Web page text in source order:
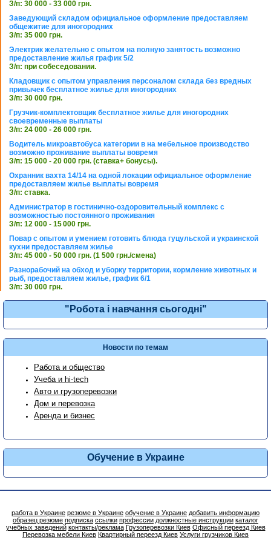
З/п: 30 000 - 33 000 грн.
Заведующий складом официальное оформление предоставляем
общежитие для иногородних
З/п: 35 000 грн.
Электрик желательно с опытом на полную занятость возможно
предоставление жилья график 5/2
З/п: при собеседовании.
Кладовщик с опытом управления персоналом склада без вредных
привычек бесплатное жилье для иногородних
З/п: 30 000 грн.
Грузчик-комплектовщик бесплатное жилье для иногородних
своевременные выплаты
З/п: 24 000 - 26 000 грн.
Водитель микроавтобуса категории в на мебельное производство
возможно проживание выплаты вовремя
З/п: 15 000 - 20 000 грн. (ставка+ бонусы).
Охранник вахта 14/14 на одной локации официальное оформление
предоставляем жилье выплаты вовремя
З/п: ставка.
Администратор в гостинично-оздоровительный комплекс с
возможностью постоянного проживания
З/п: 12 000 - 15 000 грн.
Повар с опытом и умением готовить блюда гуцульской и украинской
кухни предоставляем жилье
З/п: 45 000 - 50 000 грн. (1 500 грн./смена)
Разнорабочий на обход и уборку территории, кормление животных и
рыб, предоставляем жилье, график 6/1
З/п: 30 000 грн.
"Робота і навчання сьогодні"
Новости по темам
Работа и общество
Учеба и hi-tech
Авто и грузоперевозки
Дом и перевозка
Аренда и бизнес
Обучение в Украине
работа в Украине резюме в Украине обучение в Украине добавить информацию
образец резюме подписка ссылки профессии должностные инструкции каталог
учебных заведений контакты/реклама Грузоперевозки Киев Офисный переезд Киев
Перевозка мебели Киев Квартирный переезд Киев Услуги грузчиков Киев